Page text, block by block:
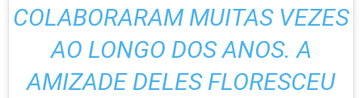
COLABORARAM MUITAS VEZES
AO LONGO DOS ANOS. A
AMIZADE DELES FLORESCEU